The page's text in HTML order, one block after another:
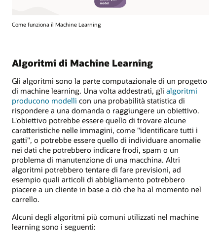
Come funziona il Machine Learning
Algoritmi di Machine Learning
Gli algoritmi sono la parte computazionale di un progetto
di machine learning. Una volta addestrati, gli algoritmi
producono modelli con una probabilità statistica di
rispondere a una domanda o raggiungere un obiettivo.
L'obiettivo potrebbe essere quello di trovare alcune
caratteristiche nelle immagini, come "identificare tutti i
gatti", o potrebbe essere quello di individuare anomalie
nei dati che potrebbero indicare frodi, spam o un
problema di manutenzione di una macchina. Altri
algoritmi potrebbero tentare di fare previsioni, ad
esempio quali articoli di abbigliamento potrebbero
piacere a un cliente in base a ciò che ha al momento nel
carrello.
Alcuni degli algoritmi più comuni utilizzati nel machine
learning sono i seguenti: